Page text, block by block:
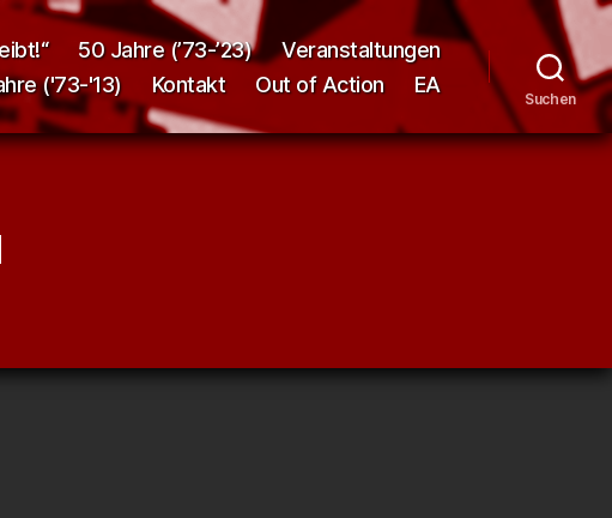
50 Jahre (’73-’23)
Veranstaltungen
('73-'13)
Kontakt Out of Action EA
Suchen